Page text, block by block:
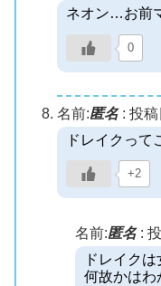
ネオン…お前
0
名前:匿名: 投
ドレイクっ
+2
名前:匿名:
ドレイク
何故かはわ